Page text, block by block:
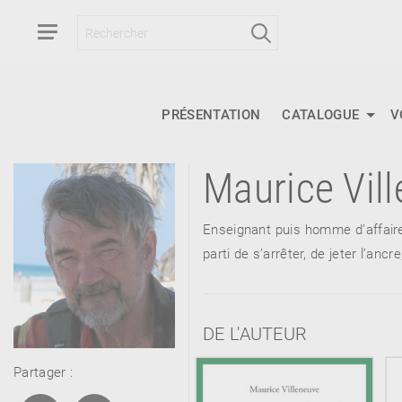
RETOUR
À PARAÎTRE
RETOUR
AVIS
RETOUR
A LA UNE
PRÉSENTATION CATALOGUE
Partager :
Maurice
Enseignant puis homme
parti de s’arrêter, de jeter
DE L'AUTEUR